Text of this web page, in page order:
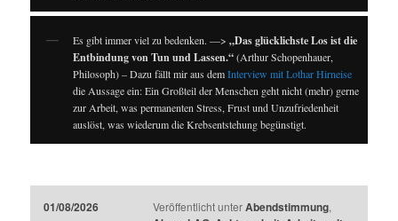
Es gibt immer viel zu bedenken. —> „Das glücklichste Los ist die
Entbindung von Tun und Lassen.“(Arthur Schopenhauer,
Philosoph) – Dazu fällt mir aus demInterview mit Lothar Hirneise
die Aussage ein: Ein Großteil der Menschen geht nicht (mehr) gerne
zur Arbeit, was permanenten Stress, Frust und Unzufriedenheit
auslöst, was wiederum die Krebsentstehung begünstigt.
01/08/2026 Veröffentlicht unter Abendstimmung,